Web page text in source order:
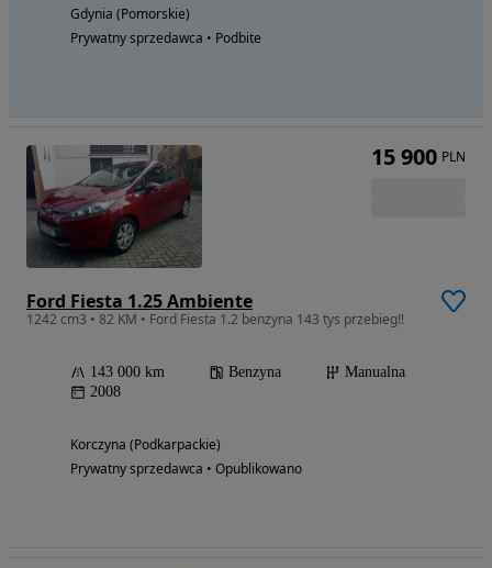
Gdynia (Pomorskie)
Prywatny sprzedawca • Podbite
Ford Fiesta 1.25 Ambiente
1242 cm3 • 82 KM • Ford Fiesta 1.2 benzyna 143 tys przebieg!!
143 000 km Benzyna
Manualna
2008
Korczyna (Podkarpackie)
Prywatny sprzedawca • Opublikowano
15 900 PLN